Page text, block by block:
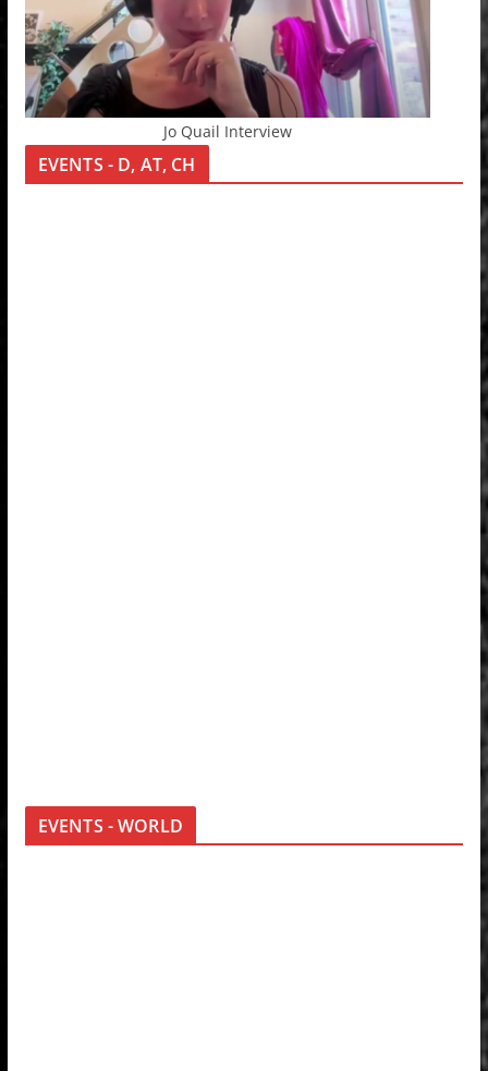
Jo Quail Interview
EVENTS - D, AT, CH
EVENTS - WORLD